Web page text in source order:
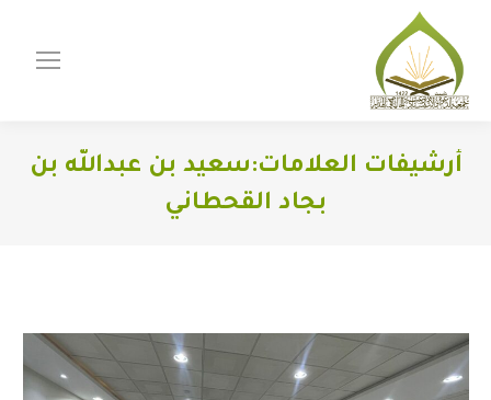
أرشيفات العلامات:سعيد بن عبدالله بن
بجاد القحطاني